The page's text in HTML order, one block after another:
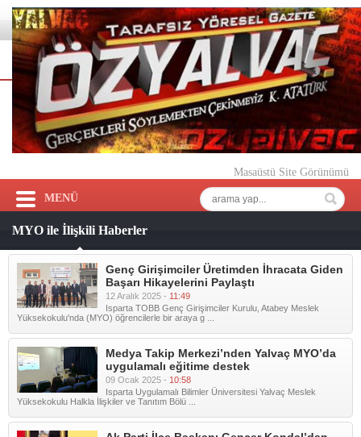
Masaüstü Site Görünümü
MENÜ
MYO ile İlişkili Haberler
Genç Girişimciler Üretimden İhracata Giden
Başarı Hikayelerini Paylaştı
12 Aralık 2025 - 11:49
Isparta TOBB Genç Girişimciler Kurulu, Atabey Meslek
Yüksekokulu'nda (MYO) öğrencilerle bir araya g ...
Medya Takip Merkezi’nden Yalvaç MYO’da
uygulamalı eğitime destek
09 Ocak 2025 - 10:58
Isparta Uygulamalı Bilimler Üniversitesi Yalvaç Meslek
Yüksekokulu Halkla İlişkiler ve Tanıtım Bölü ...